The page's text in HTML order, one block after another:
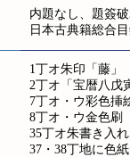
内題なし、題簽
日本古典籍総合
1丁オ朱印「藤」
2丁オ「宝暦八戊
7丁オ・ウ彩色挿
8丁オ・ウ金色刷
35丁オ朱書き入
37・38丁地に色